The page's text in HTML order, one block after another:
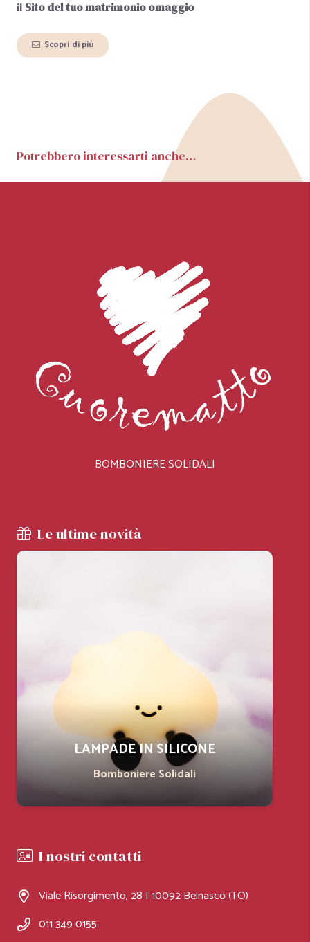
il Sito del tuo matrimonioomaggio
Scopri di più
Potrebbero interessarti anche…
BOMBONIERE SOLIDALI
Le ultime novità
LAMPADE IN SILICONE
Bomboniere Solidali
I nostri contatti
Viale Risorgimento, 28 | 10092 Beinasco (TO)
011 349 0155